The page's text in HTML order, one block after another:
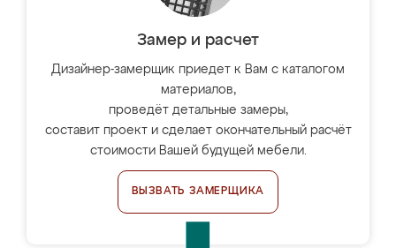
Замер и расчет
Дизайнер-замерщик приедет к Вам с каталогом
материалов,
проведёт детальные замеры,
составит проект и сделает окончательный расчёт
стоимости Вашей будущей мебели.
ВЫЗВАТЬ ЗАМЕРЩИКА